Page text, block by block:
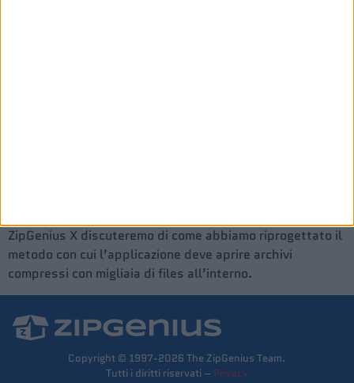
ZipGenius X discuteremo di come abbiamo riprogettato il
metodo con cui l’applicazione deve aprire archivi
compressi con migliaia di files all’interno.
Copyright © 1997-2026 The ZipGenius Team.
Tutti i diritti riservati – Privacy